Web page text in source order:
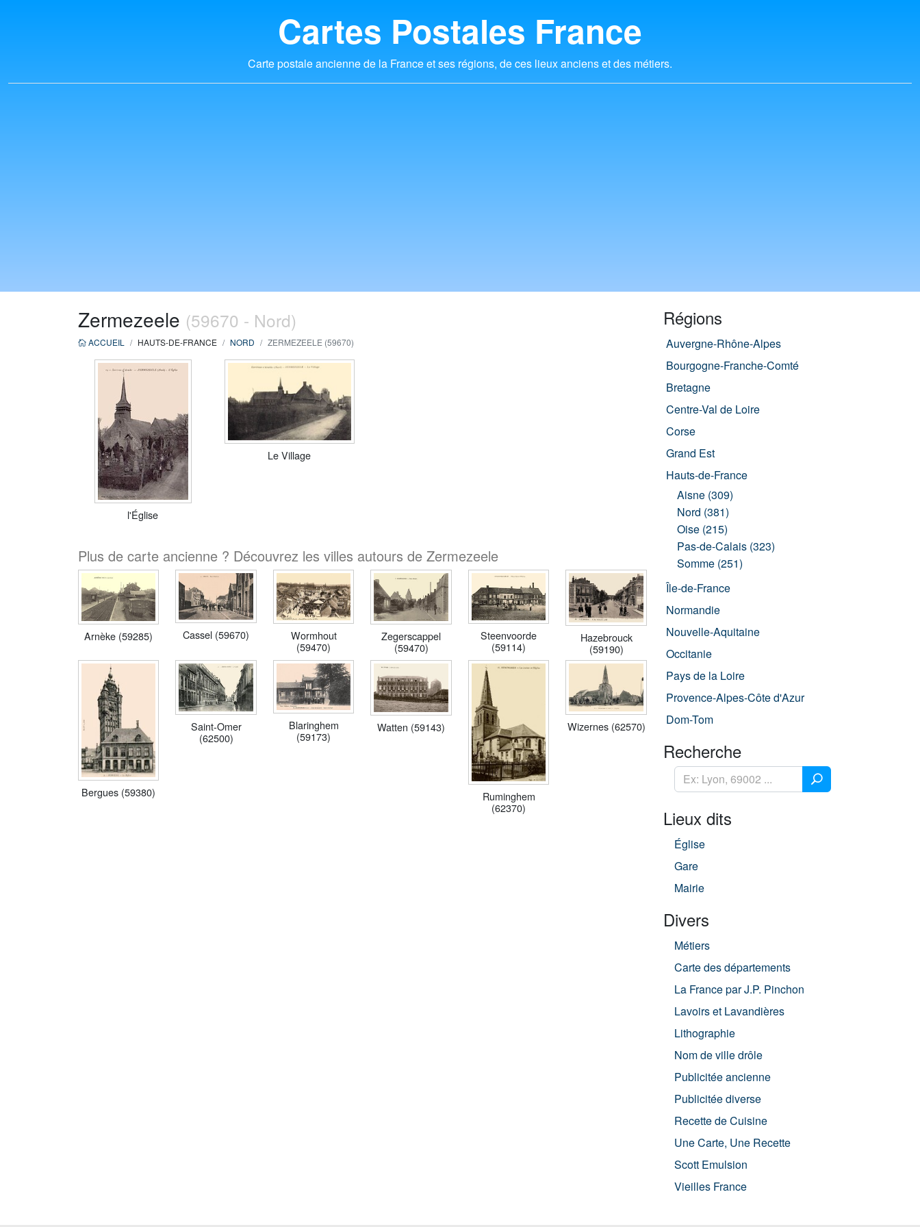
Cartes Postales France
Carte postale ancienne de la France et ses régions, de ces lieux anciens et des métiers.
Zermezeele (59670 - Nord)
ACCUEIL HAUTS-DE-FRANCE NORD ZERMEZEELE (59670)
l'Église
Le Village
Plus de carte ancienne ? Découvrez les villes autours de Zermezeele
Arnèke (59285) Cassel (59670)
Wormhout
(59470)
Zegerscappel
(59470)
Steenvoorde
(59114)
Hazebrouck
(59190)
Bergues (59380)
Saint-Omer
(62500)
Blaringhem
(59173)
Watten (59143)
Ruminghem
(62370)
Wizernes (62570)
Régions
Auvergne-Rhône-Alpes
Bourgogne-Franche-Comté
Bretagne
Centre-Val de Loire
Corse
Grand Est
Hauts-de-France
Aisne (309)
Nord (381)
Oise (215)
Pas-de-Calais (323)
Somme (251)
Île-de-France
Normandie
Nouvelle-Aquitaine
Occitanie
Pays de la Loire
Provence-Alpes-Côte d'Azur
Dom-Tom
Recherche
Lieux dits
Église
Gare
Mairie
Divers
Métiers
Carte des départements
La France par J.P. Pinchon
Lavoirs et Lavandières
Lithographie
Nom de ville drôle
Publicitée ancienne
Publicitée diverse
Recette de Cuisine
Une Carte, Une Recette
Scott Emulsion
Vieilles France